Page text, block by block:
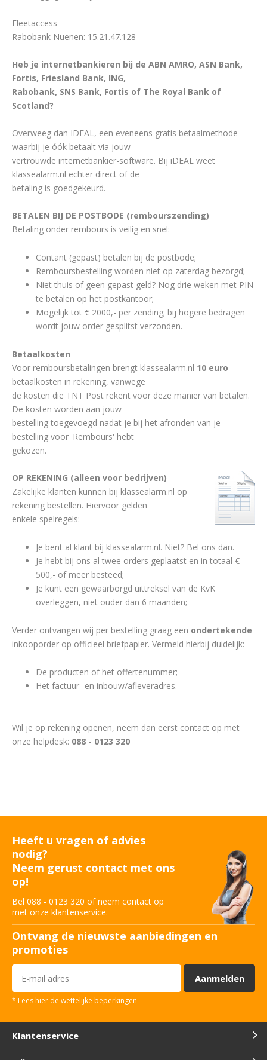
Fleetaccess
Rabobank Nuenen: 15.21.47.128
Heb je internetbankieren bij de ABN AMRO, ASN Bank,
Fortis, Friesland Bank, ING,
Rabobank, SNS Bank, Fortis of The Royal Bank of
Scotland?
Overweeg dan IDEAL, een eveneens gratis betaalmethode
waarbij je óók betaalt via jouw
vertrouwde internetbankier-software. Bij iDEAL weet
klassealarm.nl echter direct of de
betaling is goedgekeurd.
BETALEN BIJ DE POSTBODE (rembourszending)
Betaling onder rembours is veilig en snel:
Contant (gepast) betalen bij de postbode;
Remboursbestelling worden niet op zaterdag bezorgd;
Niet thuis of geen gepast geld? Nog drie weken met PIN
te betalen op het postkantoor;
Mogelijk tot € 2000,- per zending; bij hogere bedragen
wordt jouw order gesplitst verzonden.
Betaalkosten
Voor remboursbetalingen brengt klassealarm.nl 10 euro
betaalkosten in rekening, vanwege
de kosten die TNT Post rekent voor deze manier van betalen.
De kosten worden aan jouw
bestelling toegevoegd nadat je bij het afronden van je
bestelling voor 'Rembours' hebt
gekozen.
OP REKENING (alleen voor bedrijven)
Zakelijke klanten kunnen bij klassealarm.nl op
rekening bestellen. Hiervoor gelden
enkele spelregels:
Je bent al klant bij klassealarm.nl. Niet? Bel ons dan.
Je hebt bij ons al twee orders geplaatst en in totaal €
500,- of meer besteed;
Je kunt een gewaarborgd uittreksel van de KvK
overleggen, niet ouder dan 6 maanden;
Verder ontvangen wij per bestelling graag een ondertekende
inkooporder op officieel briefpapier. Vermeld hierbij duidelijk:
De producten of het offertenummer;
Het factuur- en inbouw/afleveradres.
Wil je op rekening openen, neem dan eerst contact op met
onze helpdesk: 088 - 0123 320
Heeft u vragen of advies
nodig?
Neem gerust contact met ons
op!
Bel 088 - 0123 320 of neem contact op
met onze klantenservice.
Ontvang de nieuwste aanbiedingen en
promoties
Aanmelden
* Lees hier de wettelijke beperkingen
Klantenservice